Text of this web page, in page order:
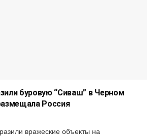
буровую “Сиваш” в Черном
Россия
вражеские объекты на